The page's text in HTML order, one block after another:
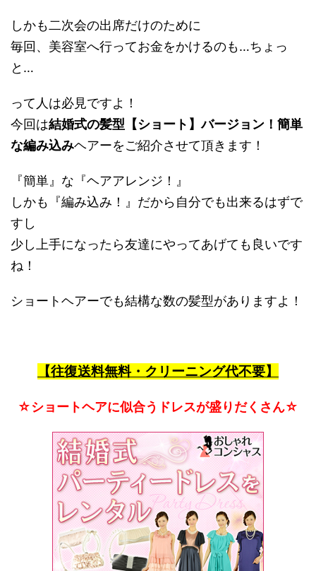
しかも二次会の出席だけのために
毎回、美容室へ行ってお金をかけるのも…ちょっ
と…
って人は必見ですよ！
今回は結婚式の髪型【ショート】バージョン！簡単
な編み込みヘアーをご紹介させて頂きます！
『簡単』な『ヘアアレンジ！』
しかも『編み込み！』だから自分でも出来るはずで
すし
少し上手になったら友達にやってあげても良いです
ね！
ショートヘアーでも結構な数の髪型がありますよ！
【往復送料無料・クリーニング代不要】
☆ショートヘアに似合うドレスが盛りだくさん☆